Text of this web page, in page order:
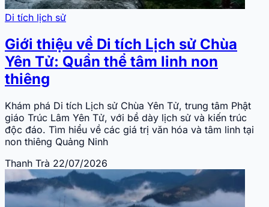
Di tích lịch sử
Giới thiệu về Di tích Lịch sử Chùa
Yên Tử: Quần thể tâm linh non
thiêng
Khám phá Di tích Lịch sử Chùa Yên Tử, trung tâm Phật
giáo Trúc Lâm Yên Tử, với bề dày lịch sử và kiến trúc
độc đáo. Tìm hiểu về các giá trị văn hóa và tâm linh tại
non thiêng Quảng Ninh
Thanh Trà 22/07/2026